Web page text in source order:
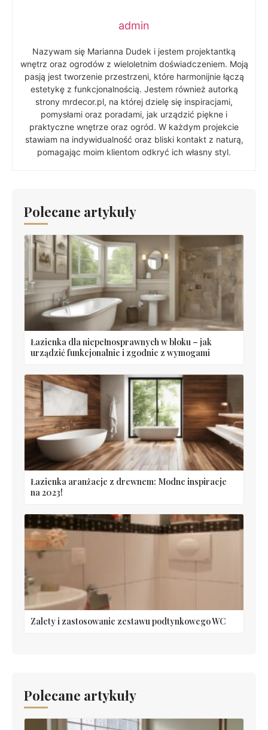
admin
Nazywam się Marianna Dudek i jestem projektantką
wnętrz oraz ogrodów z wieloletnim doświadczeniem. Moją
pasją jest tworzenie przestrzeni, które harmonijnie łączą
estetykę z funkcjonalnością. Jestem również autorką
strony mrdecor.pl, na której dzielę się inspiracjami,
pomysłami oraz poradami, jak urządzić piękne i
praktyczne wnętrze oraz ogród. W każdym projekcie
stawiam na indywidualność oraz bliski kontakt z naturą,
pomagając moim klientom odkryć ich własny styl.
Polecane artykuły
Łazienka dla niepełnosprawnych w bloku – jak
urządzić funkcjonalnie i zgodnie z wymogami
Łazienka aranżacje z drewnem: Modne inspiracje
na 2023!
Zalety i zastosowanie zestawu podtynkowego WC
Polecane artykuły